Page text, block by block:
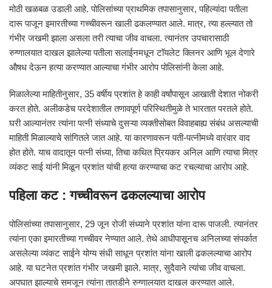
मोठी खळबळ उडाली आहे. पोलिसांच्या प्राथमिक तपासानुसार, पहिल्यांदा पतीला
दारू पाजून इमारतीच्या गच्चीवरून खाली ढकलण्यात आले. मात्र, त्या हल्ल्यात तो
गंभीर जखमी झाला असला तरी त्याचा जीव वाचला. त्यानंतर उपचारासाठी
रुग्णालयात दाखल झालेल्या पतीला सलाईनमधून टॉयलेट क्लिनर आणि भूल देणारे
औषध देऊन हत्या करण्यात आल्याचा गंभीर आरोप पोलिसांनी केला आहे.
मिळालेल्या माहितीनुसार, 35 वर्षीय प्रशांत हे काही वर्षांपासून आखाती देशात नोकरी
करत होते. अलीकडेच परदेशातील तणावपूर्ण परिस्थितीमुळे ते भारतात परतले होते.
घरी आल्यानंतर त्यांना पत्नी संध्याचे दुसऱ्या व्यक्तीसोबत विवाहबाह्य संबंध असल्याची
माहिती मिळाल्याचे सांगितले जात आहे. या कारणावरून पती-पत्नीमध्ये वारंवार वाद
होत होते. याच वादातून पत्नी संध्या, तिचा कथित प्रियकर अनिल आणि त्याचा मित्र
व्यंकट साई यांनी मिळून प्रशांत यांची हत्या करण्याचा कट रचल्याचा आरोप आहे.
पहिला कट : गच्चीवरून ढकलल्याचा आरोप
पोलिसांच्या तपासानुसार, 29 जून रोजी संध्याने प्रशांत यांना दारू पाजली. त्यानंतर
त्यांना एका इमारतीच्या गच्चीवर नेण्यात आले. तेथे आधीपासूनच अनिलच्या संपर्कात
असलेल्या व्यंकट साईने योग्य संधी साधून प्रशांत यांना खाली ढकलल्याचा आरोप
आहे. या घटनेत प्रशांत गंभीर जखमी झाले. मात्र, सुदैवाने त्यांचा जीव वाचला.
अपघात झाल्याचे समजून त्यांना तातडीने रुग्णालयात दाखल करण्यात आले.